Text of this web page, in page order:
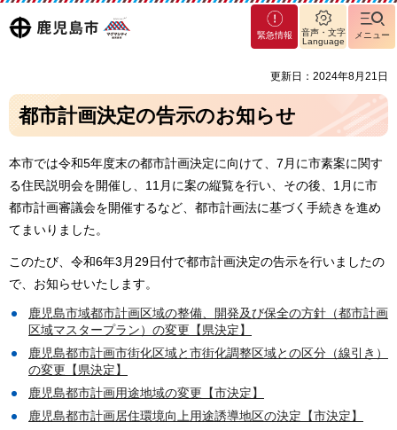
鹿児島
マグ
マシ
島市
緊急情報
音声・文字
Language
メニュー
更新日：2024年8月21日
都市計画決定の告示のお知らせ
本市では令和5年度末の都市計画決定に向けて、7月に市素案に関す
る住民説明会を開催し、11月に案の縦覧を行い、その後、1月に市
都市計画審議会を開催するなど、都市計画法に基づく手続きを進め
てまいりました。
このたび、令和6年3月29日付で都市計画決定の告示を行いましたの
で、お知らせいたします。
鹿児島市域都市計画区域の整備、開発及び保全の方針（都市計画
区域マスタープラン）の変更【県決定】
鹿児島都市計画市街化区域と市街化調整区域との区分（線引き）
の変更【県決定】
鹿児島都市計画用途地域の変更【市決定】
鹿児島都市計画居住環境向上用途誘導地区の決定【市決定】